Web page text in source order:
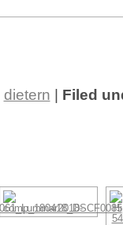
dietern
Filed